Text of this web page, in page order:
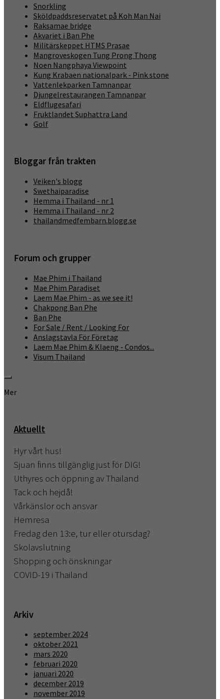
Snorkling
Sköldpaddsreservatet på Koh Man Nai
Raksamae bridge
Akvariet i Ban Phe
Militärskeppet HTMS Prasae
Mangroveskogen Tung Prong Thong
Noen Nangphaya Viewpoint
Kung Krabaen nationalpark - Pink stone
Vattenlekparken Tamnanpar
Djungelrestaurangen Tamnanpar
Eldflugesafari
Fruktlandet Suphattra Land
Golf
Bloggar från trakten
Veiken's blogg
Swethaiparadise
Hemma i Thailand - nr 1
Hemma i Thailand - nr 2
thailandmedfembarn.blogg.se
Forum och grupper
Mae Phim i Thailand
Mae Phim Paradiset
Laem Mae Phim - as we see it!
Chakpong Ban Phe
Ban Phe
For Sale / Rent / Looking For
Anslagstavla För Företag
Laem Mae Phim & Klaeng - Condos...
Visum Thailand
Mer
Aktuellt
Hyr vårt hus!
Sjuan finns tillgänglig just för DIG!
Uthyres och öppning av Thailand
Tack och hejdå!
Vårkänslor och ansvar
Hemresa
Fredag den 13:e, tur eller otursdag?
Skolavslutning
Shopping och önskningar
COVID-19 i Thailand
Arkiv
september 2024
oktober 2021
mars 2020
februari 2020
januari 2020
december 2019
november 2019